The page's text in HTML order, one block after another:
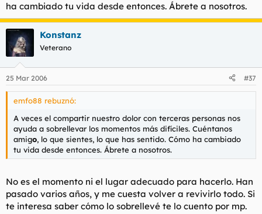
ha cambiado tu vida desde entonces. Ábrete a nosotros.
Konstanz
Veterano
25 Mar 2006 #37
emfo88 rebuznó:
A veces el compartir nuestro dolor con terceras personas nos
ayuda a sobrellevar los momentos más difíciles. Cuéntanos
amigo, lo que sientes, lo que has sentido. Cómo ha cambiado
tu vida desde entonces. Ábrete a nosotros.
No es el momento ni el lugar adecuado para hacerlo. Han
pasado varios años, y me cuesta volver a revivirlo todo. Si
te interesa saber cómo lo sobrellevé te lo cuento por mp.